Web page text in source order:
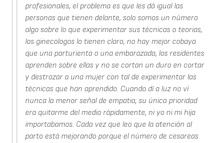
profesionales, el problema es que les dá igual las
personas que tienen delante, solo somos un número
algo sobre lo que experimentar sus técnicas o teorias,
los ginecologos lo tienen claro, no hay mejor cobaya
que una parturienta o una embarazada, los residentes
aprenden sobre ellas y no se cortan un duro en cortar
y destrozar a una mujer con tal de experimentar las
técnicas que han aprendido. Cuando dí a luz no ví
nunca la menor señal de empatia, su única prioridad
era quitarme del medio rápidamente, ni yo ni mi hija
importabamos. Cada vez que leo que la atención al
parto está mejorando porque el número de cesareas